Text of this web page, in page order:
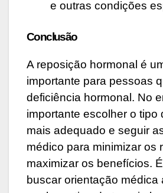
e outras condições
Conclusão
A reposição hormonal é
importante para pessoas
deficiência hormonal. No
importante escolher o tipo
mais adequado e seguir
médico para minimizar os
maximizar os benefícios.
buscar orientação médica